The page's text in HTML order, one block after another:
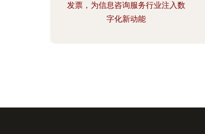
发票，为信息咨询服务行业注入数
字化新动能